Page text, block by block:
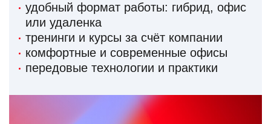
удобный формат работы: гибрид, офис
или удаленка
тренинги и курсы за счёт компании
комфортные и современные офисы
передовые технологии и практики